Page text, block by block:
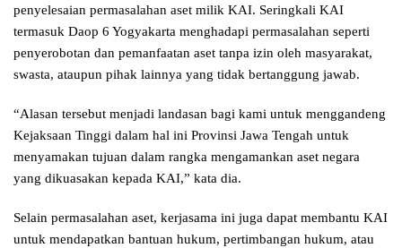
penyelesaian permasalahan aset milik KAI. Seringkali KAI
termasuk Daop 6 Yogyakarta menghadapi permasalahan seperti
penyerobotan dan pemanfaatan aset tanpa izin oleh masyarakat,
swasta, ataupun pihak lainnya yang tidak bertanggung jawab.
“Alasan tersebut menjadi landasan bagi kami untuk menggandeng
Kejaksaan Tinggi dalam hal ini Provinsi Jawa Tengah untuk
menyamakan tujuan dalam rangka mengamankan aset negara
yang dikuasakan kepada KAI,” kata dia.
Selain permasalahan aset, kerjasama ini juga dapat membantu KAI
untuk mendapatkan bantuan hukum, pertimbangan hukum, atau